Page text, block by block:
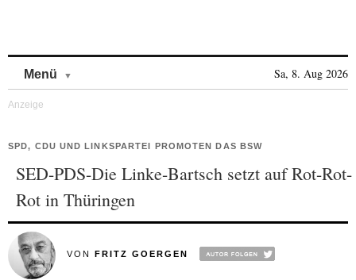
Menü Sa, 8. Aug 2026
SPD, CDU UND LINKSPARTEI PROMOTEN DAS BSW
SED-PDS-Die Linke-Bartsch setzt auf Rot-Rot-
Rot in Thüringen
VON FRITZ GOERGEN